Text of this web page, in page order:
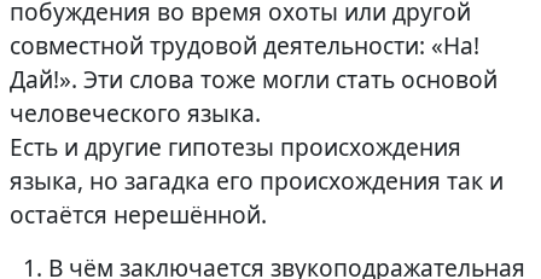
побуждения во время охоты или другой
совместной трудовой деятельности: «На!
Дай!». Эти слова тоже могли стать основой
человеческого языка.
Есть и другие гипотезы происхождения
языка, но загадка его происхождения так и
остаётся нерешённой.
В чём заключается звукоподражательная